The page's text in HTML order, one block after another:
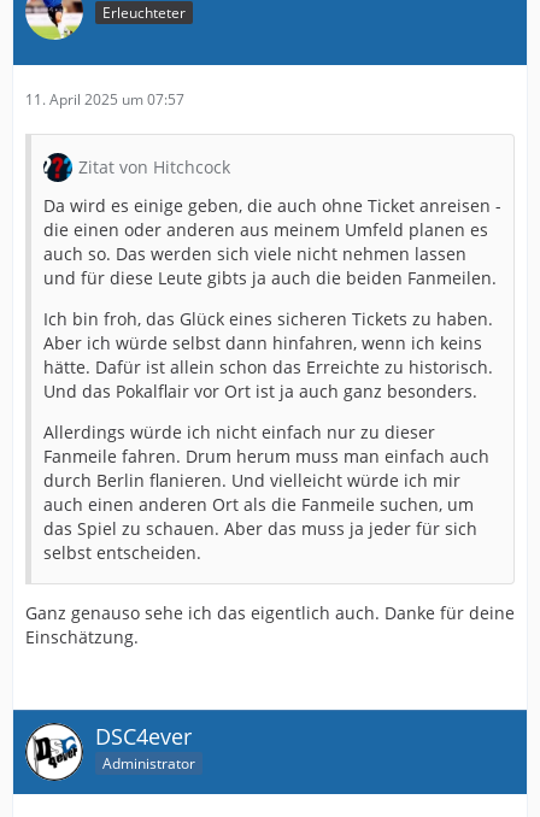
Erleuchteter
11. April 2025 um 07:57
Zitat von Hitchcock
Da wird es einige geben, die auch ohne Ticket anreisen -
die einen oder anderen aus meinem Umfeld planen es
auch so. Das werden sich viele nicht nehmen lassen
und für diese Leute gibts ja auch die beiden Fanmeilen.
Ich bin froh, das Glück eines sicheren Tickets zu haben.
Aber ich würde selbst dann hinfahren, wenn ich keins
hätte. Dafür ist allein schon das Erreichte zu historisch.
Und das Pokalflair vor Ort ist ja auch ganz besonders.
Allerdings würde ich nicht einfach nur zu dieser
Fanmeile fahren. Drum herum muss man einfach auch
durch Berlin flanieren. Und vielleicht würde ich mir
auch einen anderen Ort als die Fanmeile suchen, um
das Spiel zu schauen. Aber das muss ja jeder für sich
selbst entscheiden.
Ganz genauso sehe ich das eigentlich auch. Danke für deine
Einschätzung.
DSC4ever
Administrator